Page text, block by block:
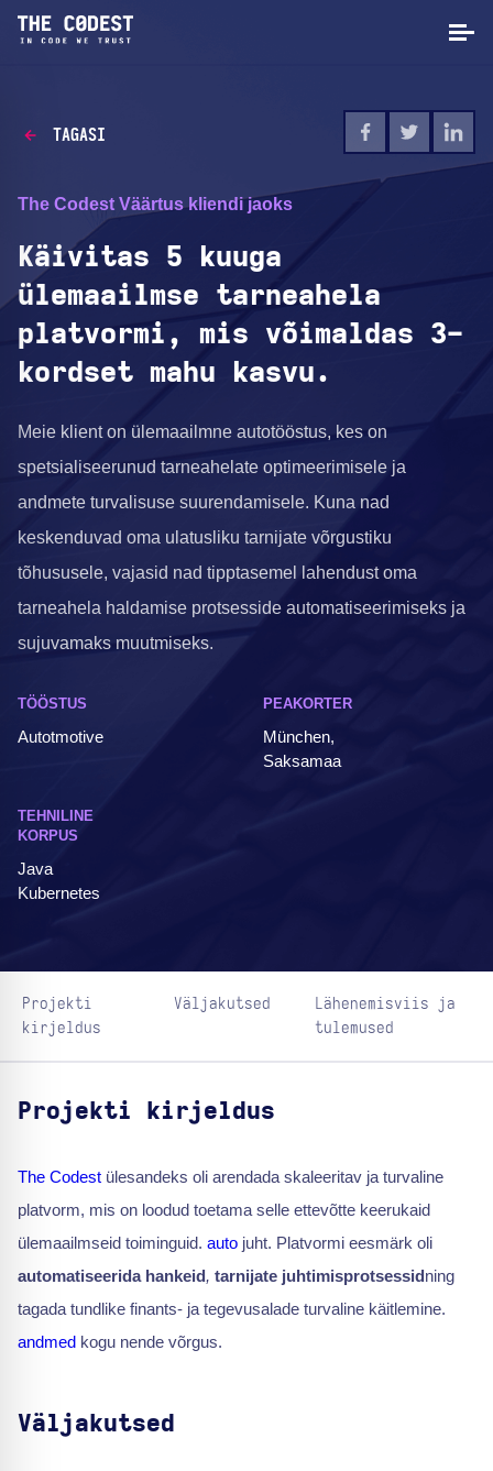
TAGASI
The Codest Väärtus kliendi jaoks
Käivitas 5 kuuga
ülemaailmse tarneahela
platvormi, mis võimaldas 3-
kordset mahu kasvu.
Meie klient on ülemaailmne autotööstus, kes on
spetsialiseerunud tarneahelate optimeerimisele ja
andmete turvalisuse suurendamisele. Kuna nad
keskenduvad oma ulatusliku tarnijate võrgustiku
tõhususele, vajasid nad tipptasemel lahendust oma
tarneahela haldamise protsesside automatiseerimiseks ja
sujuvamaks muutmiseks.
TÖÖSTUS
Autotmotive
PEAKORTER
München,
Saksamaa
TEHNILINE
KORPUS
Java
Kubernetes
Projekti
kirjeldus
Väljakutsed
Lähenemisviis ja
tulemused
Projekti kirjeldus
The Codest ülesandeks oli arendada skaleeritav ja turvaline
platvorm, mis on loodud toetama selle ettevõtte keerukaid
ülemaailmseid toiminguid. auto juht. Platvormi eesmärk oli
automatiseerida hankeid, tarnijate juhtimisprotsessidning
tagada tundlike finants- ja tegevusalade turvaline käitlemine.
andmed kogu nende võrgus.
Väljakutsed